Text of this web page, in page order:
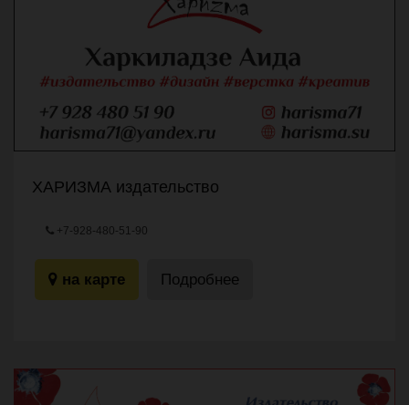
ХАРИЗМА издательство
+7-928-480-51-90
на карте Подробнее